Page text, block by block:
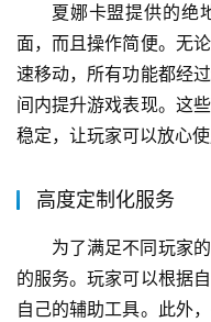
夏娜卡盟提供的绝
面，而且操作简便。无
速移动，所有功能都经
间内提升游戏表现。这
稳定，让玩家可以放心使
高度定制化服务
为了满足不同玩家
的服务。玩家可以根据
自己的辅助工具。此外